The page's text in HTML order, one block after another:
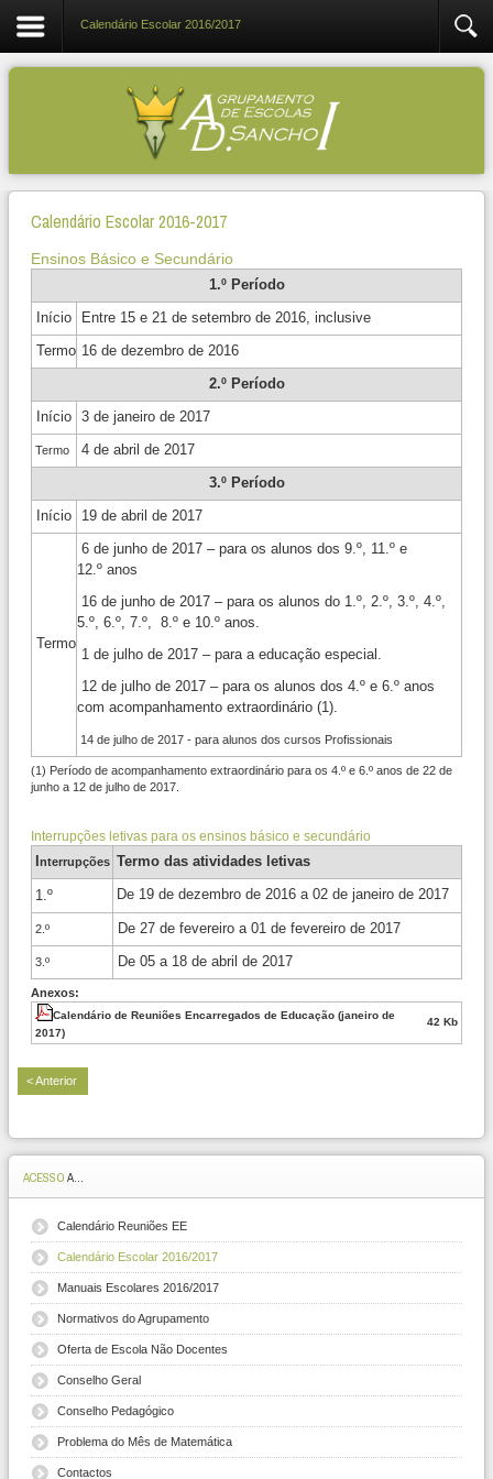
Calendário Escolar 2016/2017
Calendário Escolar 2016-2017
Ensinos Básico e Secundário
1.º Período
Início
Entre 15 e 21 de setembro de 2016, inclusive
Termo 16 de dezembro de 2016
2.º Período
Início 3 de janeiro de 2017
Termo
4 de abril de 2017
3.º Período
Início
19 de abril de 2017
Termo
6 de junho de 2017 – para os alunos dos 9.º, 11.º e
12.º anos
16 de junho de 2017 – para os alunos do 1.º, 2.º, 3.º, 4.º,
5.º, 6.º, 7.º, 8.º e 10.º anos.
1 de julho de 2017 – para a educação especial.
12 de julho de 2017 – para os alunos dos 4.º e 6.º anos
com acompanhamento extraordinário (1)
14 de julho de 2017 - para alunos dos cursos Profissionais
(1) Período de acompanhamento extraordinário para os 4.º e 6.º anos de 22 de
junho a 12 de julho de 2017.
Interrupções letivas para os ensinos básico e secundário
nterrupções Termo das atividades letivas
1.º De 19 de dezembro de 2016 a 02 de janeiro de 2017
2.º De 27 de fevereiro a 01 de fevereiro de 2017
3.º De 05 a 18 de abril de 2017
Anexos:
Calendário de Reuniões Encarregados de Educação (janeiro de
2017)
42 Kb
< Anterior
ACESSO A...
Calendário Reuniões EE
Calendário Escolar 2016/2017
Manuais Escolares 2016/2017
Normativos do Agrupamento
Oferta de Escola Não Docentes
Conselho Geral
Conselho Pedagógico
Problema do Mês de Matemática
Contactos